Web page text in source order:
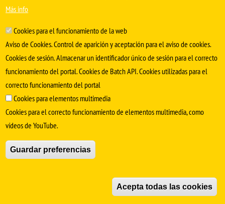
Ayuda para la financiación de proyectos científicos que profundicen en la
comprensión global de la enfermedad de Parkinson asociada al gen GBA1,
unificando esfuerzos internacionales y optimizando el uso de datos
compartidos. Para ello, el programa impulsará análisis integrativos de diversas
cohortes de pacientes y la estandarización de modelos de investigación,
facilitando así herramientas clave que puedan ser utilizadas de forma
generalizada por toda la comunidad científica.
Dotación económica: máximo 300.000$.
Duración: máximo dos años.
Más info
Cookies para el funcionamiento de la web
Aviso de Cookies. Control de aparición y aceptación para el aviso de cookies.
Cookies de sesión. Almacenar un identificador único de sesión para el correcto
funcionamiento del portal. Cookies de Batch API. Cookies utilizadas para el
correcto funcionamiento del portal
Cookies para elementos multimedia
Cookies para el correcto funcionamiento de elementos multimedia, como
vídeos de YouTube.
Guardar preferencias
Acepta todas las cookies